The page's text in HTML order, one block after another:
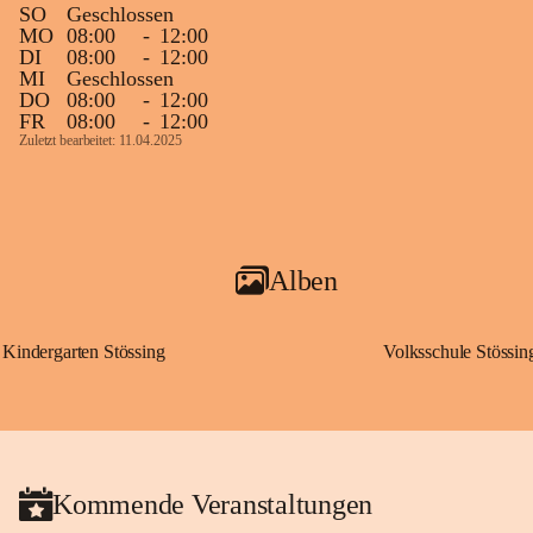
SO
Geschlossen
MO 08:00 - 12:00
DI
08:00 - 12:00
MI
Geschlossen
DO
08:00 - 12:00
FR
08:00 - 12:00
Zuletzt bearbeitet: 11.04.2025
Alben
Kindergarten Stössing Volksschule
Kommende Veranstaltungen